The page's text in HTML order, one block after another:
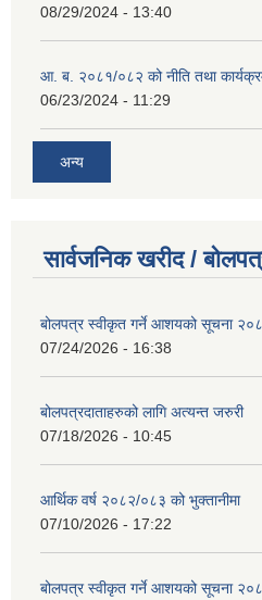
08/29/2024 - 13:40
आ. ब. २०८१/०८२ को नीति तथा
06/23/2024 - 11:29
अन्य
सार्वजनिक खरीद /
बोलपत्र स्वीकृत गर्ने आशयको सूचना
07/24/2026 - 16:38
बोलपत्रदाताहरुको लागि अत्यन्त जरुरी
07/18/2026 - 10:45
आर्थिक वर्ष २०८२/०८३ को भुक्तानीमा
07/10/2026 - 17:22
बोलपत्र स्वीकृत गर्ने आशयको सूचना